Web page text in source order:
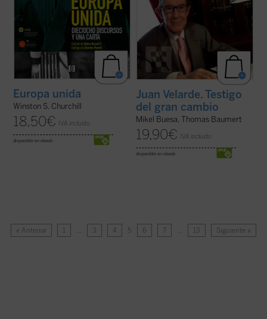
Europa unida
Winston S. Churchill
18,50€ IVA incluido
disponible en ebook:
Juan Velarde. Testigo
del gran cambio
Mikel Buesa, Thomas Baumert
19,90€ IVA incluido
disponible en ebook:
« Anterior 1 … 3 4 5 6 7 … 13 Siguiente »